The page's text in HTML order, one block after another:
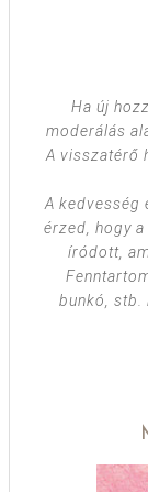
Ha új
moderálás
A visszatérő
A kedvesség
érzed, hogy
íródott,
bunkó, stb.